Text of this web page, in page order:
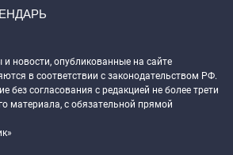
новости, опубликованные на сайте
в соответствии с законодательством РФ.
без согласования с редакцией не более трети
материала, с обязательной прямой